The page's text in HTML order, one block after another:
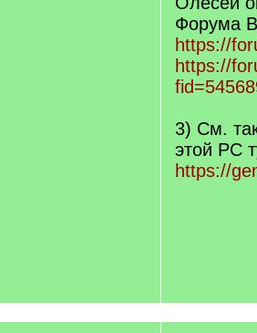
Форума
https://
https://
3) См.
этой РС
https://